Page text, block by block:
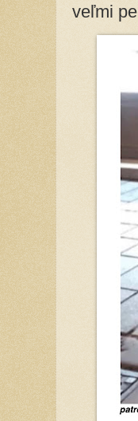
veľmi